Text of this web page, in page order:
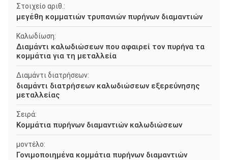
Στοιχείο αριθ.:
μεγέθη κομματιών τρυπανιών πυρήνων διαμαντιών
Καλωδίωση:
Διαμάντι καλωδιώσεων που αφαιρεί τον πυρήνα τα
κομμάτια για τη μεταλλεία
Διαμάντι διατρήσεων:
διαμάντι διατρήσεων καλωδιώσεων εξερεύνησης
μεταλλείας
Σειρά:
Κομμάτια πυρήνων διαμαντιών καλωδιώσεων
μοντέλο:
Γονιμοποιημένα κομμάτια πυρήνων διαμαντιών